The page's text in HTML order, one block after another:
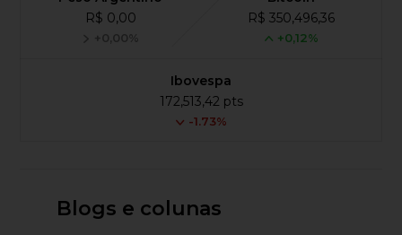
R$ 0,00
+0,00%
R$ 350,496,36
+0,12%
Ibovespa
172,513,42 pts
-1.73%
Blogs e colunas